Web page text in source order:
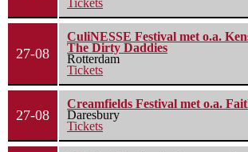
Tickets
27-08
CuliNESSE Festival met o.a.
The Dirty Daddies
Rotterdam
Tickets
27-08
Creamfields Festival met o.a.
Daresbury
Tickets